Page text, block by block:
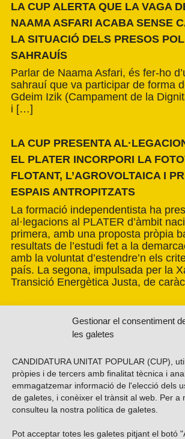
Gestionar el consentiment
les galetes
CANDIDATURA UNITAT POPULAR (CUP),
pròpies i de tercers amb finalitat tècnica i
emmagatzemar informació de l'elecció dels
de galetes, i conèixer el trànsit al web. Per a
consulteu la nostra política de galetes
Pot acceptar totes les galetes pitjant el botó
LA CUP ALERTA QUE LA VAGA
NAAMA ASFARI ACABA SENSE
LA SITUACIÓ DELS PRESOS
SAHRAUÍS
Parlar de Naama Asfari, és fer-ho
sahrauí que va participar de forma
Gdeim Izik (Campament de la
i […]
LA CUP PRESENTA
EL PLATER INCORPORI LA
FLOTANT, L’AGROVOLTAICA I
ESPAIS ANTROPITZATS
La formació independentista ha
al·legacions al PLATER d’àmbit
primera, amb una proposta pròpia
resultats de l’estudi fet a la
amb la voluntat d’estendre’n els
país. La segona, impulsada per la
Transició Energètica Justa, de